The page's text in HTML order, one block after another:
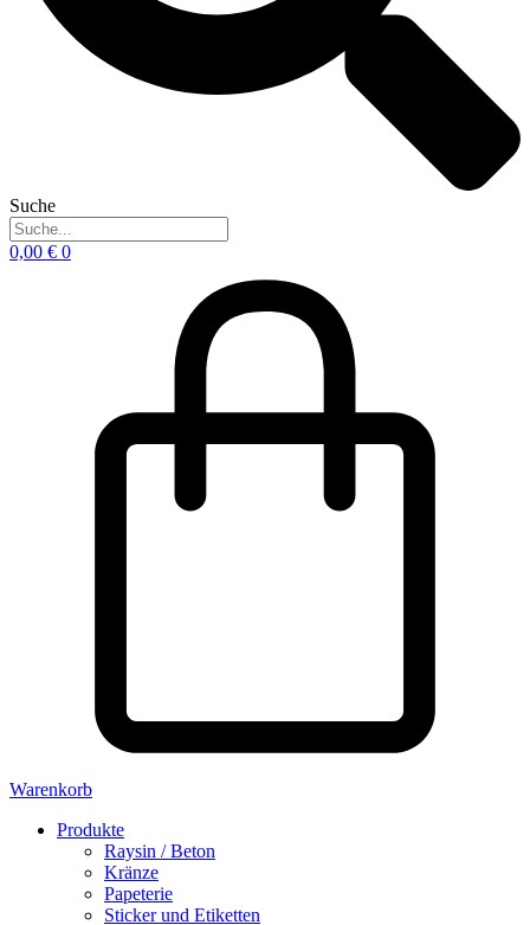
Suche
0,00 € 0
Warenkorb
Produkte
Raysin / Beton
Kränze
Papeterie
Sticker und Etiketten